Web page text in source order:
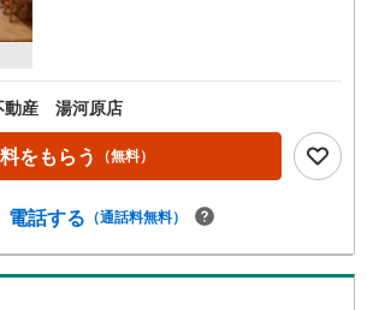
動産 湯河原店
をもらう （無料）
電話する （通話料無料）